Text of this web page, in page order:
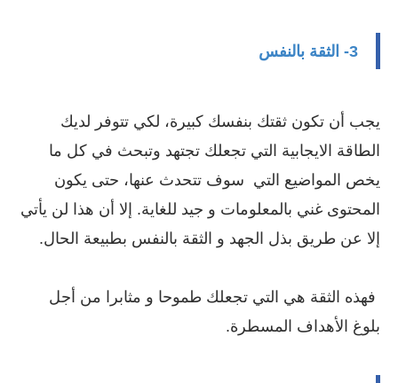
3- الثقة بالنفس
يجب أن تكون ثقتك بنفسك كبيرة، لكي تتوفر لديك
الطاقة الايجابية التي تجعلك تجتهد وتبحث في كل ما
يخص المواضيع التي سوف تتحدث عنها، حتى يكون
المحتوى غني بالمعلومات و جيد للغاية. إلا أن هذا لن يأتي
إلا عن طريق بذل الجهد و الثقة بالنفس بطبيعة الحال.
فهذه الثقة هي التي تجعلك طموحا و مثابرا من أجل
بلوغ الأهداف المسطرة.